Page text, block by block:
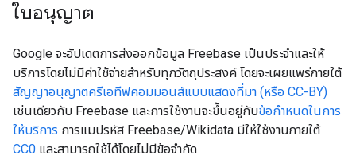
ใบอนุญาต
Google จะอัปเดตการส่งออกข้อมูล Freebase เป็นประจำและให้
บริการโดยไม่มีค่าใช้จ่ายสำหรับทุกวัตถุประสงค์ โดยจะเผยแพร่ภายใต้
สัญญาอนุญาตครีเอทีฟคอมมอนส์แบบแสดงที่มา (หรือ CC-BY)
เช่นเดียวกับ Freebase และการใช้งานจะขึ้นอยู่กับข้อกำหนดในการ
ให้บริการ การแมปรหัส Freebase/Wikidata มีให้ใช้งานภายใต้
CC0 และสามารถใช้ได้โดยไม่มีข้อจำกัด